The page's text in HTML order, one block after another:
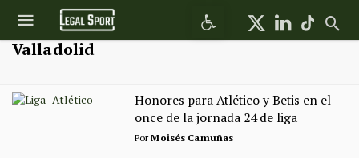
Abrir barra de herramientas
Valladolid
Honores para Atlético y Betis en el
once de la jornada 24 de liga
PorMoisés Camuñas